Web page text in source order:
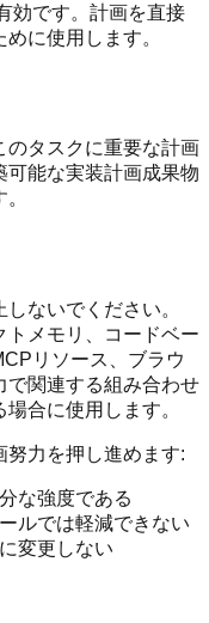
効です。計画を直接
に使用します。
のタスクに重要な計画
可能な実装計画成果物
ないでください。
トメモリ、コードベー
リソース、ブラウ
で関連する組み合わせ
合に使用します。
努力を押し進めます:
な強度である
ルでは軽減できない
変更しない